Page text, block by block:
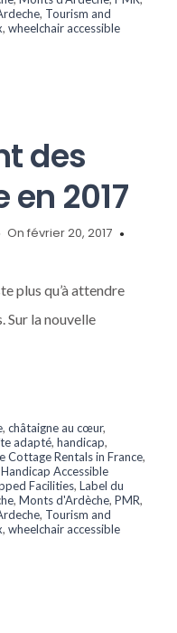
, Tourism and
,wheelchair accessible
des
2017
On février 20, 2017
plus qu’à attendre
Sur la nouvelle
,châtaigne au cœur,
adapté,handicap,
Cottage Rentals in France,
Handicap Accessible
Facilities,Label du
,Monts d'Ardèche,PMR,
, Tourism and
,wheelchair accessible